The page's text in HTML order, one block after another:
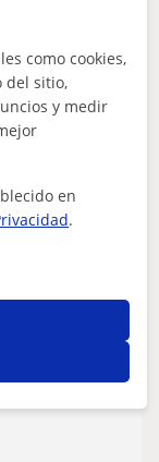
o personales,
como cookies,
del sitio,
y medir
en
.